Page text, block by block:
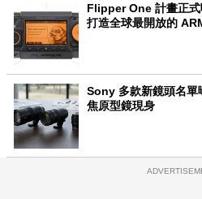
Flipper One 計畫正
打造全球最開放的
Sony 多款新鏡頭名單
焦原型鏡現身